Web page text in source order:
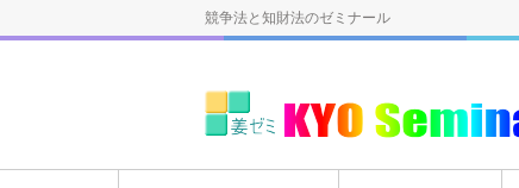
競争法と知財法のゼミナール